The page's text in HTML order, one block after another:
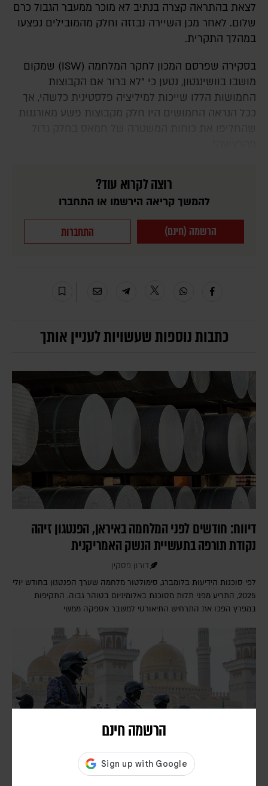
הרשמה חינם
לצאת בהתראה קצרה בנתיב לא מוכר ממעבר הגבול כרם
שלום. לאחר מכן השיירה נבזזה וחלק מהמובילים נפצעו
במהלך התקרית.
בסקירה שפרסם המכון לחקר המלחמה (ISW) שמקום
מושבו בוושינגטון, נטען כי "לא ברור אם הקבוצות
החמושות הללו שייכות למיליציה פלסטינית כלשהי, אך
ככל הנראה החמושים היו חלק מקבוצות פשע מאורגנות
רוצה לקרוא עוד?
להמשך קריאה הירשמו או התחברו
הרשמה (חינם) התחברות
כתבות נוספות שעשויות לעניין אותך
דיווח: חודשים לפני המלחמה באיראן, הפנטגון זיהה
נקודת תורפה בתעשיית הנשק האמריקנית
דורון פסקין
לפי סוכנות הידיעות בלומברג, סימולטור מלחמה שערך הפנטגון בחודש יולי
2025, התריע מפני תלות מסוכנת באלומיניום בטוהר גבוה. התקיפות
במפרץ הפכו את התרחיש התיאורטי למשבר אספקה ממשי